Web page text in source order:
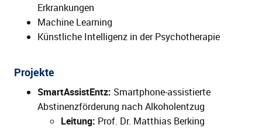
Erkrankungen
Machine Learning
Künstliche Intelligenz in der Psychotherapie
Projekte
SmartAssistEntz: Smartphone-assistierte
Abstinenzförderung nach Alkoholentzug
Leitung: Prof. Dr. Matthias Berking